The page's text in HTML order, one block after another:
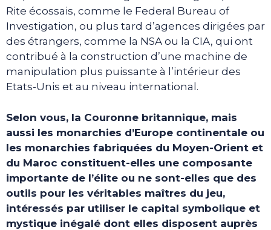
Rite écossais, comme le Federal Bureau of
Investigation, ou plus tard d’agences dirigées par
des étrangers, comme la NSA ou la CIA, qui ont
contribué à la construction d’une machine de
manipulation plus puissante à l’intérieur des
Etats-Unis et au niveau international.
Selon vous, la Couronne britannique, mais
aussi les monarchies d’Europe continentale ou
les monarchies fabriquées du Moyen-Orient et
du Maroc constituent-elles une composante
importante de l’élite ou ne sont-elles que des
outils pour les véritables maîtres du jeu,
intéressés par utiliser le capital symbolique et
mystique inégalé dont elles disposent auprès